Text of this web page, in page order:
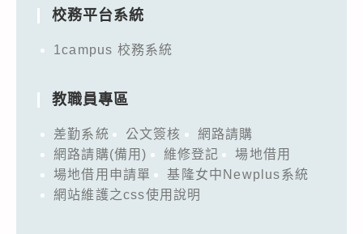
校務平台系統
1campus 校務系統
教職員專區
差勤系統 公文簽核
網路請購
網路請購(備用)
維修登記
場地借用
場地借用申請單
基隆女中Newplus系統
網站維護之css使用說明